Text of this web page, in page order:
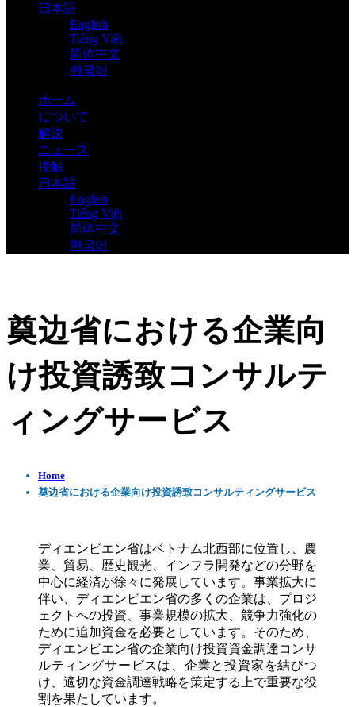
日本語
English
Tiếng Việt
简体中文
한국어
ホーム
について
解決
ニュース
接触
日本語
English
Tiếng Việt
简体中文
한국어
奠边省における企業向
け投資誘致コンサルテ
ィングサービス
Home
奠边省における企業向け投資誘致コンサルティングサービス
ディエンビエン省はベトナム北西部に位置し、農
業、貿易、歴史観光、インフラ開発などの分野を
中心に経済が徐々に発展しています。事業拡大に
伴い、ディエンビエン省の多くの企業は、プロジ
ェクトへの投資、事業規模の拡大、競争力強化の
ために追加資金を必要としています。そのため、
ディエンビエン省の企業向け投資資金調達コンサ
ルティングサービスは、企業と投資家を結びつ
け、適切な資金調達戦略を策定する上で重要な役
割を果たしています。